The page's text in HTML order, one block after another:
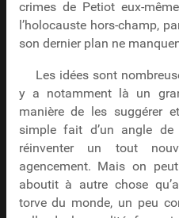
crimes de Petiot eux-
l’holocauste hors-champ,
son dernier plan ne
Les idées sont
y a notamment là un
manière de les suggérer
simple fait d’un angle
réinventer un tout
agencement. Mais on
aboutit à autre chose
torve du monde, un peu